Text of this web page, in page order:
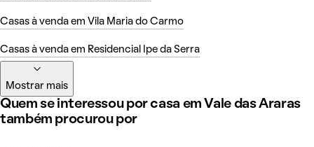
Casas à venda em Vila Maria do Carmo
Casas à venda em Residencial Ipe da Serra
Mostrar mais
Quem se interessou por casa em Vale das Araras
também procurou por